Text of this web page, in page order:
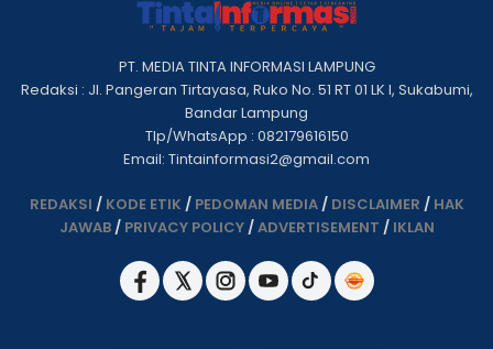
PT. MEDIA TINTA INFORMASI LAMPUNG
Redaksi : Jl. Pangeran Tirtayasa, Ruko No. 51 RT 01 LK I, Sukabumi,
Bandar Lampung
Tlp/WhatsApp : 082179616150
Email: Tintainformasi2@gmail.com
REDAKSI / KODE ETIK / PEDOMAN MEDIA/ DISCLAIMER / HAK
JAWAB/ PRIVACY POLICY/ADVERTISEMENT / IKLAN